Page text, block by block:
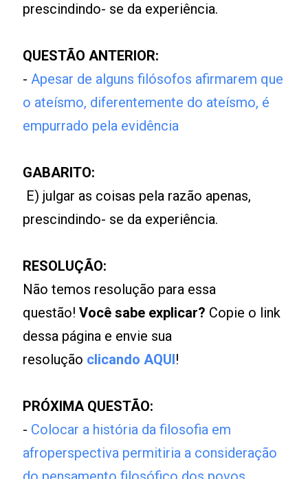
prescindindo- se da experiência.
QUESTÃO ANTERIOR:
-Apesar de alguns filósofos afirmarem que
o ateísmo, diferentemente do ateísmo, é
empurrado pela evidência
GABARITO:
E) julgar as coisas pela razão apenas,
prescindindo- se da experiência.
RESOLUÇÃO:
Não temos resolução para essa
questão!Você sabe explicar? Copie o link
dessa página e envie sua
resolução clicando AQUI!
PRÓXIMA QUESTÃO:
- Colocar a história da filosofia em
afroperspectiva permitiria a consideração